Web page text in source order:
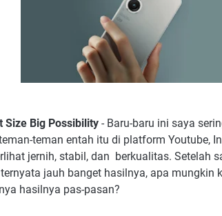
Size Big Possibility - Baru-baru ini saya
teman entah itu di platform Youtube,
jernih, stabil, dan berkualitas. Setelah
jauh banget hasilnya, apa mungkin
hasilnya pas-pasan?